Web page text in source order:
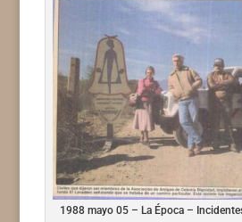
1988 mayo 05 – La Época –